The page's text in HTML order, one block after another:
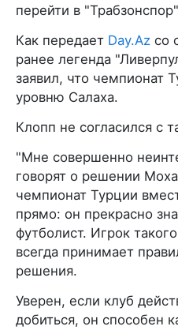
перейти в
Как передает Day.Az со
ранее легенда
заявил, что чемпионат
уровню Салаха.
Клопп не согласился с
"Мне совершенно
говорят о решении
чемпионат Турции
прямо: он прекрасно
футболист. Игрок
всегда принимает
решения.
Уверен, если клуб
добиться, он способен